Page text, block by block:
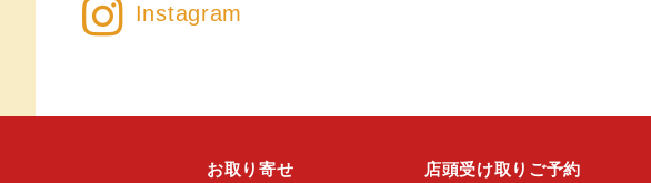
Instagram
お取り寄せ 店頭受け取りご予約